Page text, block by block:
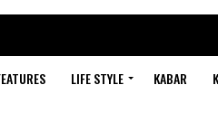
LIFE STYLE KABAR